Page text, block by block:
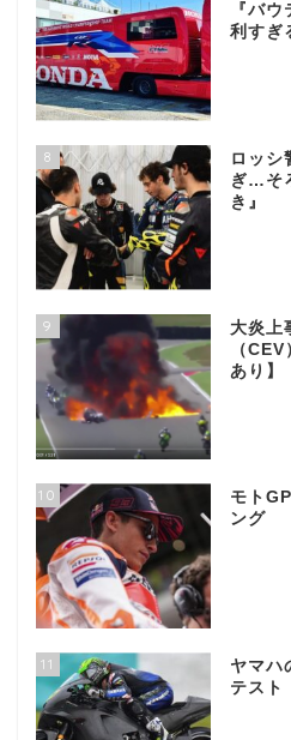
『バ
利すぎ
8
ロッシ
ぎ…そ
き』
9
大炎上
（
あり】
10
モト
ング
11
ヤマハ
テスト